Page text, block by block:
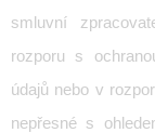
smluvní
rozporu s
údajů nebo v
nepřesné s